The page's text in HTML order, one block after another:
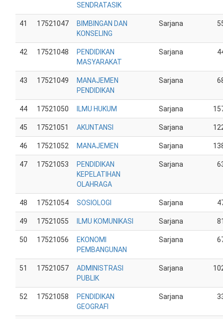
SENDRATASIK
41 17521047
BIMBINGAN DAN
KONSELING
Sarjana
42 17521048
PENDIDIKAN
MASYARAKAT
Sarjana
43 17521049
MANAJEMEN
PENDIDIKAN
Sarjana
44 17521050 ILMU HUKUM Sarjana
45 17521051 AKUNTANSI Sarjana
46 17521052 MANAJEMEN Sarjana
47 17521053
PENDIDIKAN
KEPELATIHAN
OLAHRAGA
Sarjana
48 17521054 SOSIOLOGI Sarjana
49 17521055 ILMU KOMUNIKASI Sarjana
50 17521056
EKONOMI
PEMBANGUNAN
Sarjana
51 17521057
ADMINISTRASI
PUBLIK
Sarjana
52 17521058
PENDIDIKAN
GEOGRAFI
Sarjana